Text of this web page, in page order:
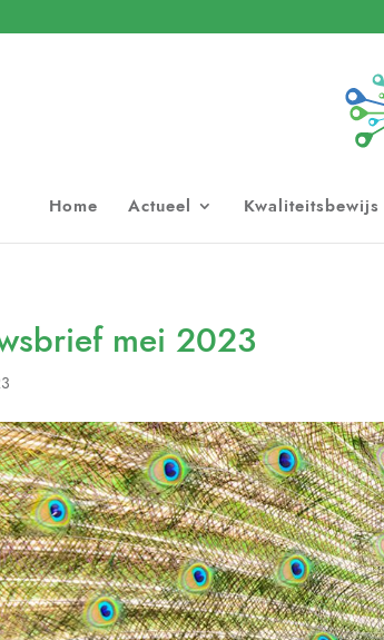
Home Actueel Kwaliteitsbewijs
mei 2023